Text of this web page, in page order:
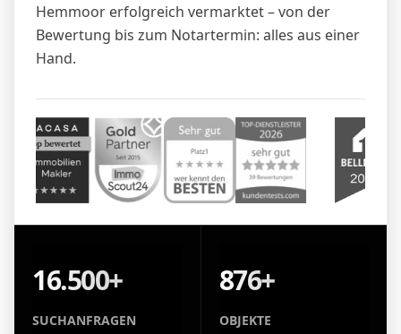
Hemmoor erfolgreich vermarktet – von der
Bewertung bis zum Notartermin: alles aus einer
Hand.
16.500+
SUCHANFRAGEN
876+
OBJEKTE